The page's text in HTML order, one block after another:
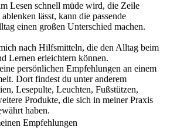
Lesen schnell müde wird, die Zeile
lässt, kann die passende
einen großen Unterschied machen.
nach Hilfsmitteln, die den Alltag beim
Lernen erleichtern können.
persönlichen Empfehlungen an einem
Dort findest du unter anderem
Lesepulte, Leuchten, Fußstützen,
Produkte, die sich in meiner Praxis
haben.
Empfehlungen